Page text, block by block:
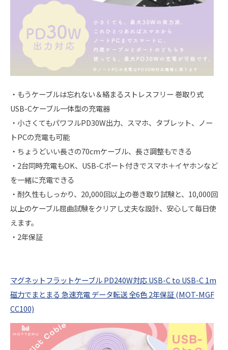
・もうケーブルは忘れない＆絡まるストレスフリー 巻取り式
USB-Cケーブル一体型の充電器
・小さくてもパワフルPD30W出力、スマホ、タブレット、ノー
トPCの充電も可能
・ちょうどいい長さの70cmケーブル、長さ調整もできる
・2台同時充電もOK、USB-Cポート付きでスマホ＋イヤホンなど
を一緒に充電できる
・耐久性もしっかり、20,000回以上の巻き取り試験と、10,000回
以上のケーブル屈曲試験をクリアし丈夫な設計、安心して毎日使
えます。
・2年保証
マグネットフラットケーブル PD240W対応 USB-C to USB-C 1m
磁力でまとまる 急速充電 データ転送 全6色 2年保証 (MOT-MGF
CC100)